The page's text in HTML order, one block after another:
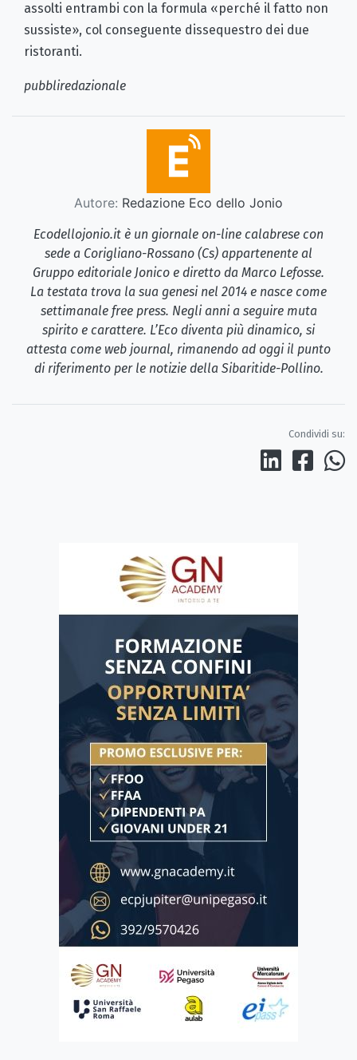
assolti entrambi con la formula «perché il fatto non
sussiste», col conseguente dissequestro dei due
ristoranti.
pubbliredazionale
Autore: Redazione Eco dello Jonio
Ecodellojonio.it è un giornale on-line calabrese con
sede a Corigliano-Rossano (Cs) appartenente al
Gruppo editoriale Jonico e diretto da Marco Lefosse.
La testata trova la sua genesi nel 2014 e nasce come
settimanale free press. Negli anni a seguire muta
spirito e carattere. L’Eco diventa più dinamico, si
attesta come web journal, rimanendo ad oggi il punto
di riferimento per le notizie della Sibaritide-Pollino.
Condividi su: